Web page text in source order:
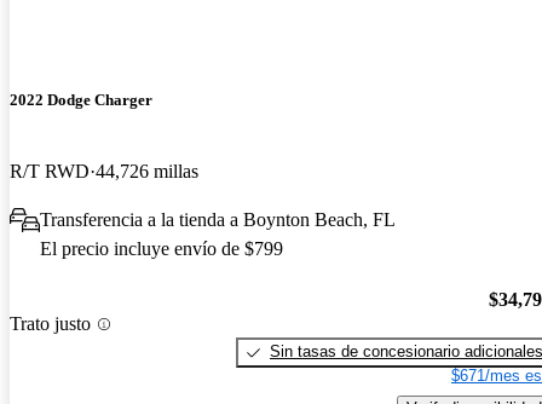
2022 Dodge Charger
R/T RWD 44,726 millas
Transferencia a la tienda a Boynton Beach, FL
El precio incluye envío de $799
Trato justo
Sin tasas de concesionario adicionales
$671/mes